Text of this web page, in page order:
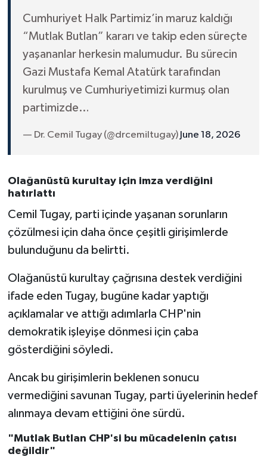
Cumhuriyet Halk Partimiz’in maruz kaldığı
“Mutlak Butlan” kararı ve takip eden süreçte
yaşananlar herkesin malumudur. Bu sürecin
Gazi Mustafa Kemal Atatürk tarafından
kurulmuş ve Cumhuriyetimizi kurmuş olan
partimizde…
— Dr. Cemil Tugay (@drcemiltugay) June 18, 2026
Olağanüstü kurultay için imza verdiğini
hatırlattı
Cemil Tugay, parti içinde yaşanan sorunların
çözülmesi için daha önce çeşitli girişimlerde
bulunduğunu da belirtti.
Olağanüstü kurultay çağrısına destek verdiğini
ifade eden Tugay, bugüne kadar yaptığı
açıklamalar ve attığı adımlarla CHP'nin
demokratik işleyişe dönmesi için çaba
gösterdiğini söyledi.
Ancak bu girişimlerin beklenen sonucu
vermediğini savunan Tugay, parti üyelerinin hedef
alınmaya devam ettiğini öne sürdü.
"Mutlak Butlan CHP'si bu mücadelenin çatısı
değildir"